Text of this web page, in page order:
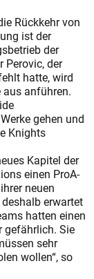
Rückkehr von
ist der
der
Perovic, der
hatte, wird
anführen.
gehen und
Knights
Kapitel der
einen ProA-
neuen
erwartet
hatten einen
gefährlich. Sie
sehr
wollen“, so